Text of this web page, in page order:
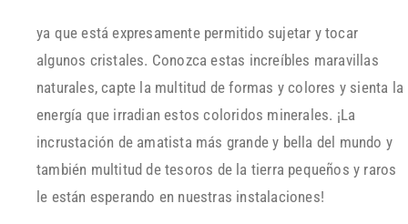
ya que está expresamente permitido sujetar y tocar
algunos cristales. Conozca estas increíbles maravillas
naturales, capte la multitud de formas y colores y sienta la
energía que irradian estos coloridos minerales. ¡La
incrustación de amatista más grande y bella del mundo y
también multitud de tesoros de la tierra pequeños y raros
le están esperando en nuestras instalaciones!